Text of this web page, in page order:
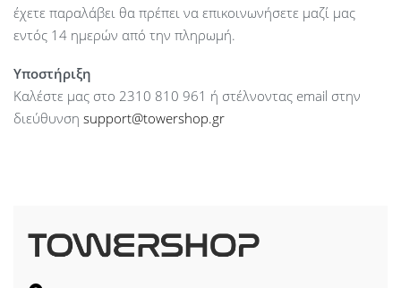
έχετε παραλάβει θα πρέπει να επικοινωνήσετε μαζί μας
εντός 14 ημερών από την πληρωμή.
Υποστήριξη
Καλέστε μας στο 2310 810 961 ή στέλνοντας email στην
διεύθυνση support@towershop.gr